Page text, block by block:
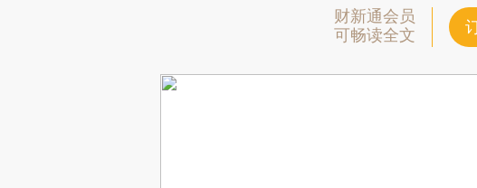
财新通会员
可畅读全文